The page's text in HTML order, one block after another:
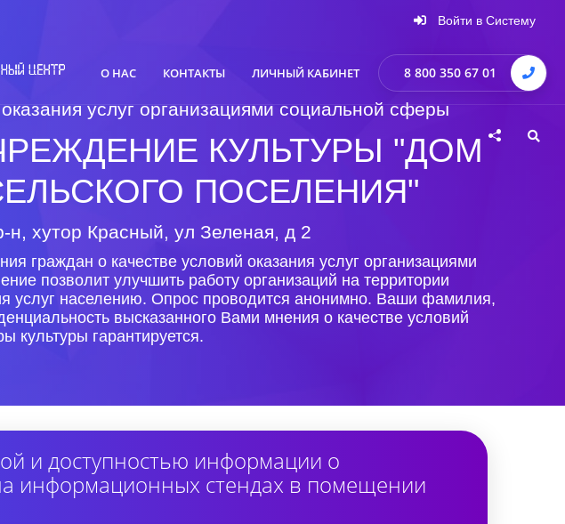
Войти в Систему
О НАС КОНТАКТЫ ЛИЧНЫЙ КАБИНЕТ 8 800 350 67 01
услуг организациями социальной сферы
КУЛЬТУРЫ "ДОМ
ПОСЕЛЕНИЯ"
н, хутор Красный, ул Зеленая, д 2
граждан о качестве условий оказания услуг организациями
позволит улучшить работу организаций на территории
услуг населению. Опрос проводится анонимно. Ваши фамилия,
высказанного Вами мнения о качестве условий
культуры гарантируется.
и доступностью информации о
информационных стендах в помещении